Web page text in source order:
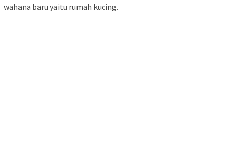
wahana baru yaitu rumah kucing.